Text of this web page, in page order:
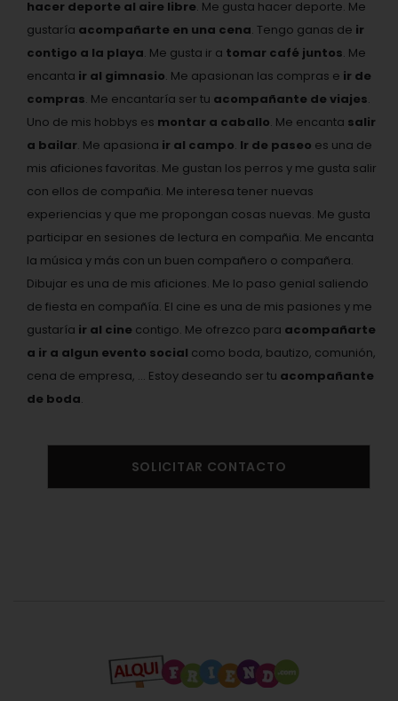
hacer deporte al aire libre. Me gusta hacer deporte. Me
gustaría acompañarte en una cena. Tengo ganas de ir
contigo a la playa. Me gusta ir a tomar café juntos. Me
encanta ir al gimnasio. Me apasionan las compras e ir de
compras. Me encantaría ser tu acompañante de viajes.
Uno de mis hobbys es montar a caballo. Me encanta salir
a bailar. Me apasiona ir al campo. Ir de paseo es una de
mis aficiones favoritas. Me gustan los perros y me gusta salir
con ellos de compañia. Me interesa tener nuevas
experiencias y que me propongan cosas nuevas. Me gusta
participar en sesiones de lectura en compañia. Me encanta
la música y más con un buen compañero o compañera.
Dibujar es una de mis aficiones. Me lo paso genial saliendo
de fiesta en compañía. El cine es una de mis pasiones y me
gustaría ir al cine contigo. Me ofrezco para acompañarte
a ir a algun evento social como boda, bautizo, comunión,
cena de empresa, ... Estoy deseando ser tu acompañante
de boda.
SOLICITAR CONTACTO